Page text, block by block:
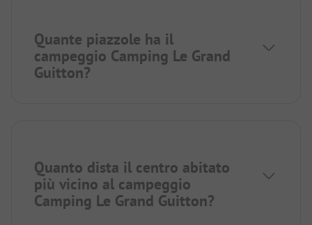
Quante piazzole ha il
campeggio Camping Le Grand
Guitton?
Quanto dista il centro abitato
più vicino al campeggio
Camping Le Grand Guitton?